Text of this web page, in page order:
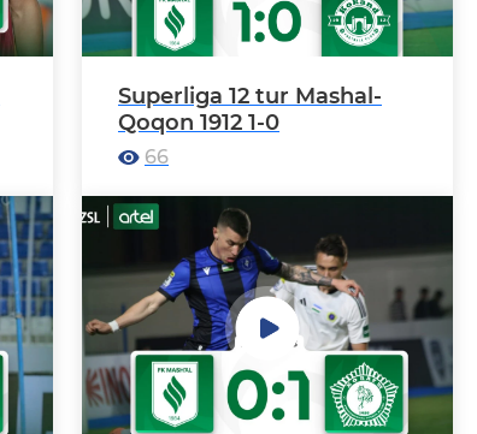
Superliga 12 tur Mashal-
Qoqon 1912 1-0
66